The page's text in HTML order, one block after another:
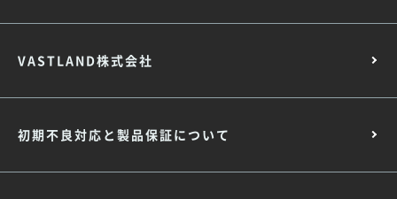
VASTLAND株式会社
初期不良対応と製品保証について